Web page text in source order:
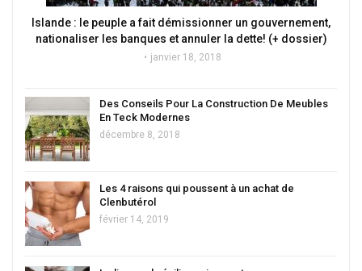
Islande : le peuple a fait démissionner un gouvernement,
nationaliser les banques et annuler la dette! (+ dossier)
janvier 18, 2018
Des Conseils Pour La Construction De Meubles
En Teck Modernes
décembre 8, 2018
Les 4 raisons qui poussent à un achat de
Clenbutérol
février 14, 2019